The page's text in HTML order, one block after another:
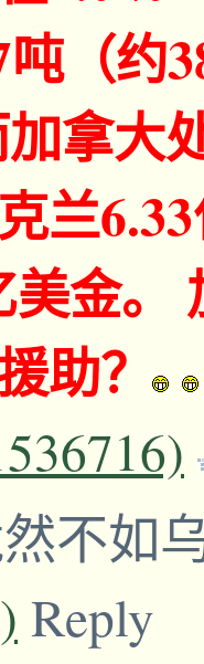
（约
拿大
兰
美金
助？
不如
Reply